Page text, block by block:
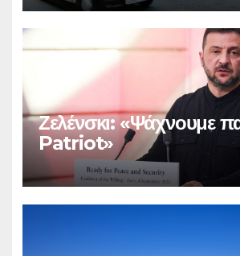
Ζελένσκι: «Ψάχνουμε
Patriot»